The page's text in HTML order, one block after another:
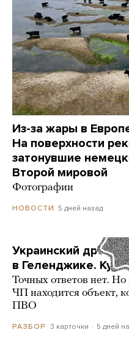
Из-за жары в
На поверхности
затонувшие
Второй мировой
Фотографии
НОВОСТИ 5 дней назад
Украинский дрон
в Геленджике.
Точных ответов нет. Но
ЧП находится объект,
ПВО
РАЗБОР 3 карточки 5 дней